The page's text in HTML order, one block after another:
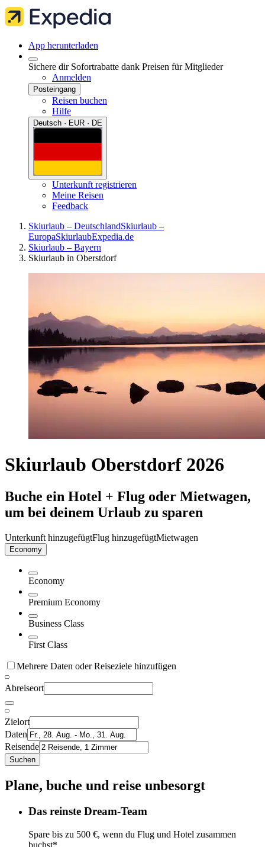
App herunterladen
Sichere dir Sofortrabatte dank Preisen für Mitglieder
Anmelden
Posteingang
Reisen buchen
Hilfe
Deutsch · EUR · DE
Unterkunft registrieren
Meine Reisen
Feedback
Skiurlaub – DeutschlandSkiurlaub –
EuropaSkiurlaubExpedia.de
Skiurlaub – Bayern
Skiurlaub in Oberstdorf
Skiurlaub Oberstdorf 2026
Buche ein Hotel + Flug oder Mietwagen,
um bei deinem Urlaub zu sparen
Unterkunft hinzugefügtFlug hinzugefügtMietwagen
Economy
Economy
Premium Economy
Business Class
First Class
Mehrere Daten oder Reiseziele hinzufügen
Abreiseort
Zielort
Daten
Reisende
Suchen
Plane, buche und reise unbesorgt
Das reinste Dream-Team
Spare bis zu 500 €, wenn du Flug und Hotel zusammen